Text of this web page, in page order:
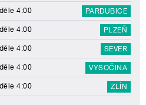
4:00 PARDUBICE
4:00 PLZEŇ
4:00 SEVER
4:00 VYSOČINA
4:00 ZLÍN